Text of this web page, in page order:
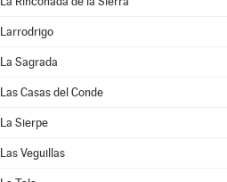
Larrodrigo
La Sagrada
Las Casas del Conde
La Sierpe
Las Veguillas